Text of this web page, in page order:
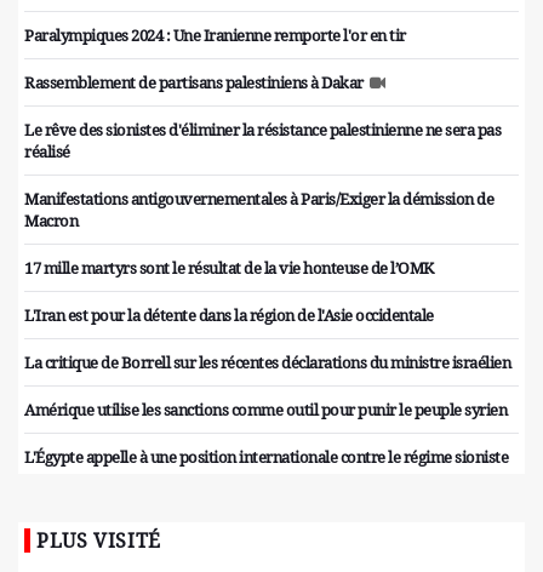
Paralympiques 2024 : Une Iranienne remporte l'or en tir
Rassemblement de partisans palestiniens à Dakar
Le rêve des sionistes d'éliminer la résistance palestinienne ne sera pas
réalisé
Manifestations antigouvernementales à Paris/Exiger la démission de
Macron
17 mille martyrs sont le résultat de la vie honteuse de l’OMK
L'Iran est pour la détente dans la région de l'Asie occidentale
La critique de Borrell sur les récentes déclarations du ministre israélien
Amérique utilise les sanctions comme outil pour punir le peuple syrien
L'Égypte appelle à une position internationale contre le régime sioniste
PLUS VISITÉ